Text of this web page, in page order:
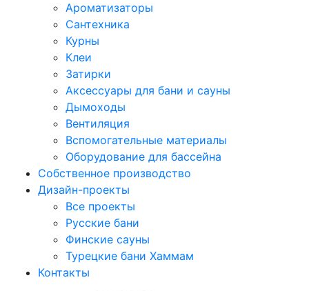
Ароматизаторы
Сантехника
Курны
Клеи
Затирки
Аксессуары для бани и сауны
Дымоходы
Вентиляция
Вспомогательные материалы
Оборудование для бассейна
Собственное производство
Дизайн-проекты
Все проекты
Русские бани
Финские сауны
Турецкие бани Хаммам
Контакты